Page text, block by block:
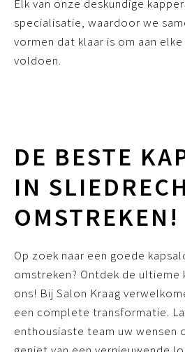
Elk van onze deskundige
specialisatie, waardoor we
vormen dat klaar is om aan
voldoen.
DE BESTE
IN
OMSTREKEN!
Op zoek naar een goede
omstreken? Ontdek de ultieme
ons! Bij Salon Kraag
een complete transformatie.
enthousiaste team uw wensen